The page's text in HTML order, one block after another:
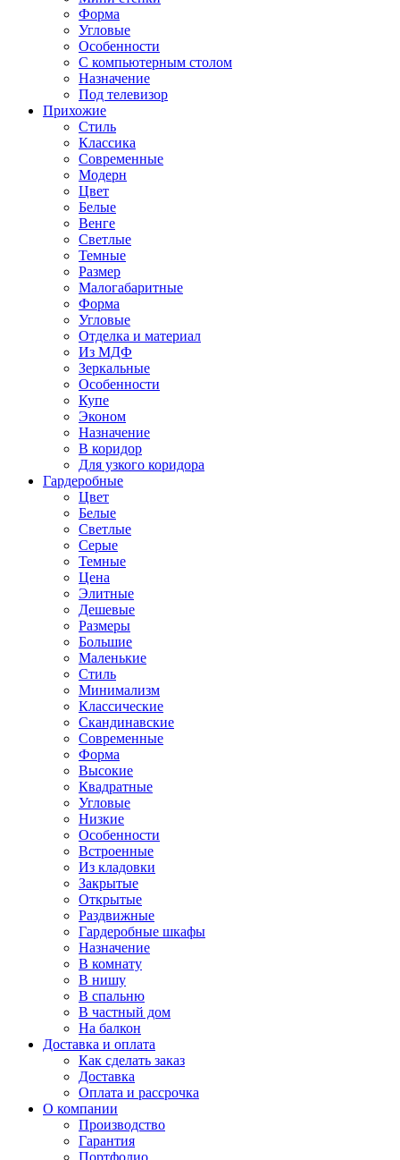
Форма
Угловые
Особенности
С компьютерным столом
Назначение
Под телевизор
Прихожие
Стиль
Классика
Современные
Модерн
Цвет
Белые
Венге
Светлые
Темные
Размер
Малогабаритные
Форма
Угловые
Отделка и материал
Из МДФ
Зеркальные
Особенности
Купе
Эконом
Назначение
В коридор
Для узкого коридора
Гардеробные
Цвет
Белые
Светлые
Серые
Темные
Цена
Элитные
Дешевые
Размеры
Большие
Маленькие
Стиль
Минимализм
Классические
Скандинавские
Современные
Форма
Высокие
Квадратные
Угловые
Низкие
Особенности
Встроенные
Из кладовки
Закрытые
Открытые
Раздвижные
Гардеробные шкафы
Назначение
В комнату
В нишу
В спальню
В частный дом
На балкон
Доставка и оплата
Как сделать заказ
Доставка
Оплата и рассрочка
О компании
Производство
Гарантия
Портфолио